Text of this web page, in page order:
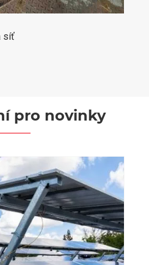
síť
pro novinky